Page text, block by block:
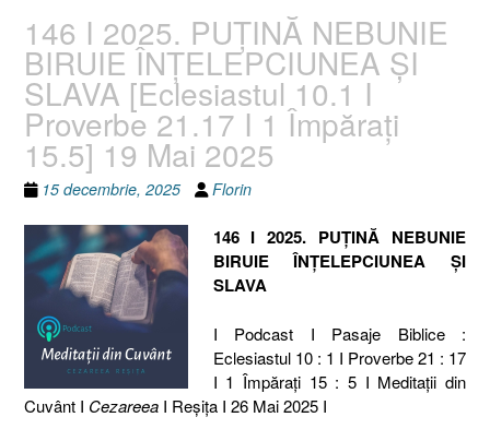
146 I 2025. PUȚINĂ NEBUNIE
BIRUIE ÎNȚELEPCIUNEA ȘI
SLAVA [Eclesiastul 10.1 I
Proverbe 21.17 I 1 Împăraţi
15.5] 19 Mai 2025
15 decembrie, 2025 Florin
146 I 2025. PUȚINĂ NEBUNIE
BIRUIE ÎNȚELEPCIUNEA ȘI
SLAVA
I Podcast I Pasaje Biblice :
Eclesiastul 10 : 1 I Proverbe 21 : 17
I 1 Împăraţi 15 : 5 I Meditaţii din
Cuvânt I Cezareea I Reşiţa I 26 Mai 2025 I